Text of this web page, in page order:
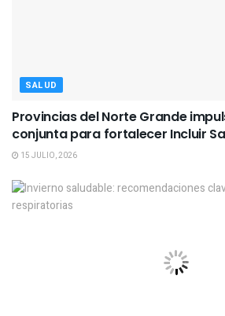
SALUD
Provincias del Norte Grande
conjunta para fortalecer Incluir
15 JULIO, 2026